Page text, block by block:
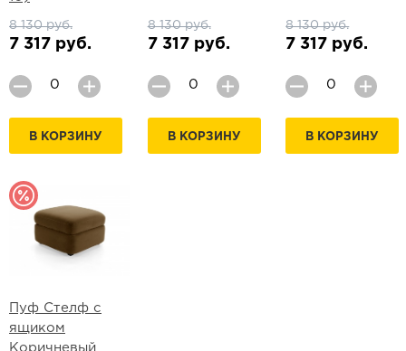
8 130 руб.
7 317 руб.
В КОРЗИНУ
8 130 руб.
7 317 руб.
В КОРЗИНУ
8 130 руб.
7 317 руб.
В КОРЗИНУ
Пуф Стелф с
ящиком
Коричневый